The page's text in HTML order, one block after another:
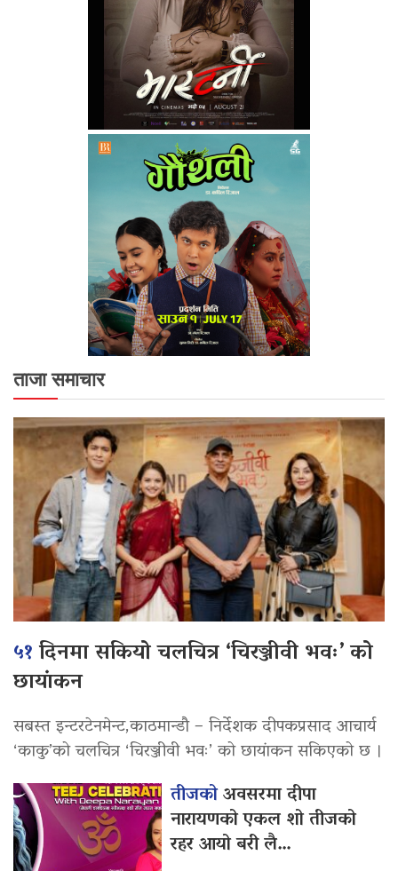
ताजा समाचार
५१दिनमा सकियो चलचित्र ‘चिरञ्जीवी भवः’ को
छायांकन
सबस्त इन्टरटेनमेन्ट,काठमान्डौ – निर्देशक दीपकप्रसाद आचार्य
‘काकु’को चलचित्र ‘चिरञ्जीवी भवः’ को छायांकन सकिएको छ ।
तीजकोअवसरमा दीपा
नारायणको एकल शो तीजको
रहर आयो बरी लै…